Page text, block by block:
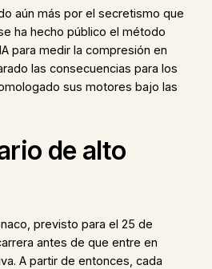
aún más por el secretismo que
ha hecho público el método
para medir la compresión en
las consecuencias para los
sus motores bajo las
de alto
previsto para el 25 de
antes de que entre en
A partir de entonces, cada